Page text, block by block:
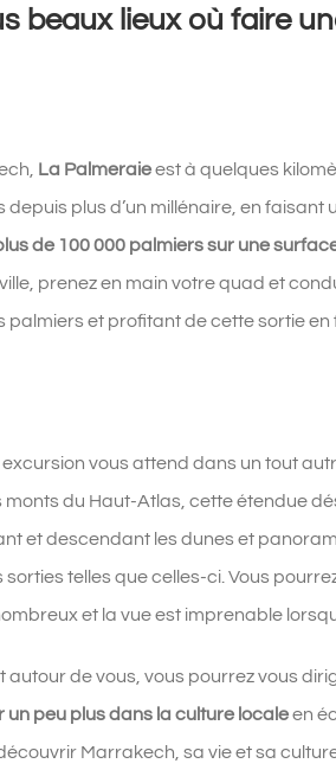
beaux lieux où faire
La Palmeraieest à quelques
plus d’un millénaire, en
de 100 000 palmiers sur une
prenez en main votre quad et
palmiers et profitant de cette sortie
excursion vous attend dans un tout
du Haut-Atlas, cette étendue
et descendant les dunes et
telles que celles-ci. Vous
et la vue est imprenable
de vous, vous pourrez vous
un peu plus dans la culture localeen
Marrakech, sa vie et sa